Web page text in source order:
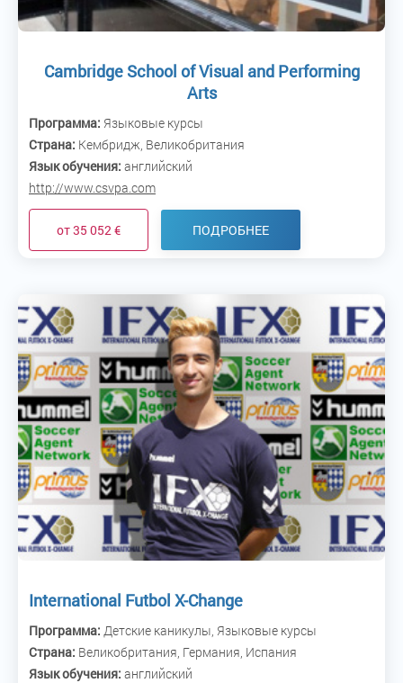
Cambridge School of Visual and Performing
Arts
Программа: Языковые курсы
Страна: Кембридж, Великобритания
Язык обучения: английский
http://www.csvpa.com
от 35 052 € ПОДРОБНЕЕ
International Futbol X-Change
Программа: Детские каникулы, Языковые курсы
Страна: Великобритания, Германия, Испания
Язык обучения: английский